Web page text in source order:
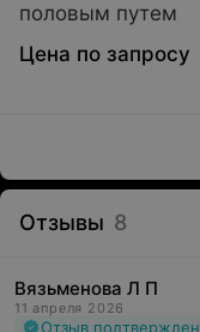
половым путем
Цена по запросу
Отзывы 8
Вязьменова Л П
11 апреля 2026
Отзыв подтвержден